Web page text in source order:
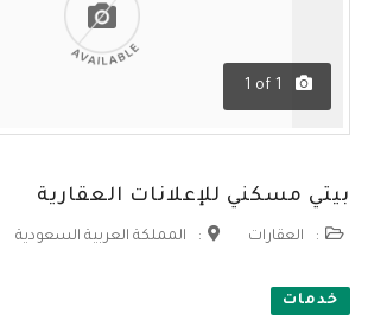
1 of 1
بيتي مسكني للإعلانات العقارية
: العقارات : المملكة العربية السعودية
خدمات